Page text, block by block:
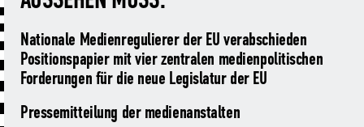
Sexting.
Missbrauch.
in
Audio
NRW
Preis
Eltern
und
Medien
Info-
und
für
Medien
NRW
Aufsicht
Plattformen
Medienplattformen
und
Benutzeroberflächen
Presseverteiler
Öffentliche
Bekanntmachungen
Nationale Medienregulierer der EU verabschieden
Positionspapier mit vier zentralen medienpolitischen
Forderungen für die neue Legislatur der EU
Pressemitteilung der medienanstalten